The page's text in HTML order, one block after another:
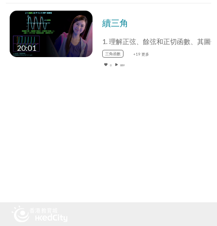
20:01
續三角
三角函數 +19 更多
0 889